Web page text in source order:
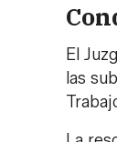
El
las